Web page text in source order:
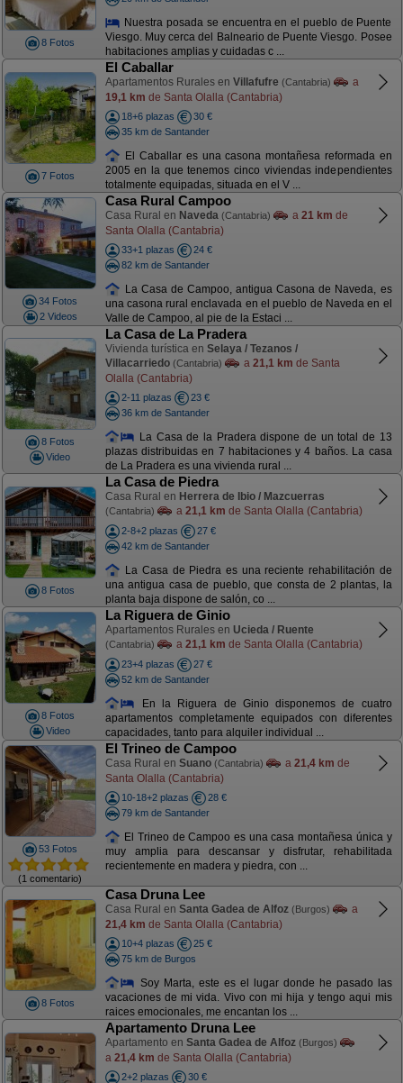
8 Fotos
Nuestra posada se encuentra en el pueblo de Puente
Viesgo. Muy cerca del Balneario de Puente Viesgo. Posee
habitaciones amplias y cuidadas c ...
7 Fotos
El Caballar
Apartamentos Rurales en Villafufre (Cantabria)
a
19,1 km de Santa Olalla (Cantabria)
18+6 plazas
30 €
35 km de Santander
El Caballar es una casona montañesa reformada en
2005 en la que tenemos cinco viviendas independientes
totalmente equipadas, situada en el V ...
34 Fotos
2 Videos
Casa Rural Campoo
Casa Rural en Naveda (Cantabria) a 21 km de
Santa Olalla (Cantabria)
33+1 plazas
24 €
82 km de Santander
La Casa de Campoo, antigua Casona de Naveda, es
una casona rural enclavada en el pueblo de Naveda en el
Valle de Campoo, al pie de la Estaci ...
8 Fotos
Video
La Casa de La Pradera
Vivienda turística en Selaya / Tezanos /
Villacarriedo (Cantabria) a 21,1 km de Santa
Olalla (Cantabria)
2-11 plazas
23 €
36 km de Santander
La Casa de la Pradera dispone de un total de 13
plazas distribuidas en 7 habitaciones y 4 baños. La casa
de La Pradera es una vivienda rural ...
8 Fotos
La Casa de Piedra
Casa Rural en Herrera de Ibio / Mazcuerras
(Cantabria) a 21,1 km de Santa Olalla (Cantabria)
2-8+2 plazas
27 €
42 km de Santander
La Casa de Piedra es una reciente rehabilitación de
una antigua casa de pueblo, que consta de 2 plantas, la
planta baja dispone de salón, co ...
8 Fotos
Video
La Riguera de Ginio
Apartamentos Rurales en Ucieda / Ruente
(Cantabria) a 21,1 km de Santa Olalla (Cantabria)
23+4 plazas
27 €
52 km de Santander
En la Riguera de Ginio disponemos de cuatro
apartamentos completamente equipados con diferentes
capacidades, tanto para alquiler individual ...
53 Fotos
(1 comentario)
El Trineo de Campoo
Casa Rural en Suano (Cantabria) a 21,4 km de
Santa Olalla (Cantabria)
10-18+2 plazas
28 €
79 km de Santander
El Trineo de Campoo es una casa montañesa única y
muy amplia para descansar y disfrutar, rehabilitada
recientemente en madera y piedra, con ...
8 Fotos
Casa Druna Lee
Casa Rural en Santa Gadea de Alfoz (Burgos)
a
21,4 km de Santa Olalla (Cantabria)
10+4 plazas
25 €
75 km de Burgos
Soy Marta, este es el lugar donde he pasado las
vacaciones de mi vida. Vivo con mi hija y tengo aqui mis
raices emocionales, me encantan los ...
Apartamento Druna Lee
Apartamento en Santa Gadea de Alfoz (Burgos)
a 21,4 km de Santa Olalla (Cantabria)
2+2 plazas
30 €